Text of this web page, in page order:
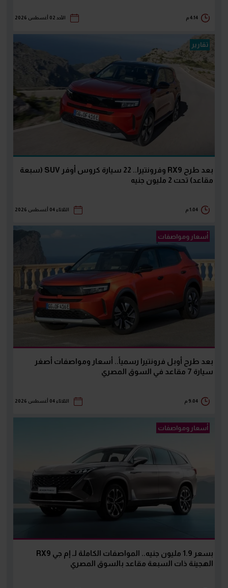
4:14 م الأحد 02 أغسطس 2026
تقارير
بعد طرح RX9 وفرونتيرا.. 22 سيارة كروس أوفر SUV (سبعة
مقاعد) تحت 2 مليون جنيه
1:04 م الثلاثاء 04 أغسطس 2026
أسعار ومواصفات
بعد طرح أوبل فرونتيرا رسمياً.. أسعار ومواصفات أصغر
سيارة 7 مقاعد في السوق المصري
9:04 م الثلاثاء 04 أغسطس 2026
أسعار ومواصفات
بسعر 1.9 مليون جنيه.. المواصفات الكاملة لـ إم جي RX9
الهجينة ذات السبعة مقاعد بالسوق المصري